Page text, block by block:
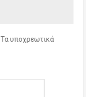
Τα υποχρεωτικά